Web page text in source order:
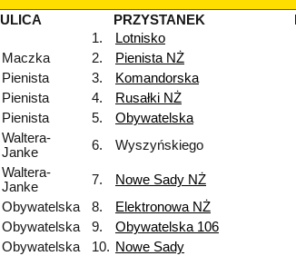
ULICA
PRZYSTANEK
1.
Lotnisko
Maczka
2. Pienista NŻ
Pienista
3. Komandorska
Pienista
4. Rusałki NŻ
Pienista
5. Obywatelska
Waltera-
Janke
6.
Wyszyńskiego
Waltera-
Janke
7. Nowe Sady NŻ
Obywatelska 8. Elektronowa NŻ
Obywatelska
9. Obywatelska 106
Obywatelska
10. Nowe Sady